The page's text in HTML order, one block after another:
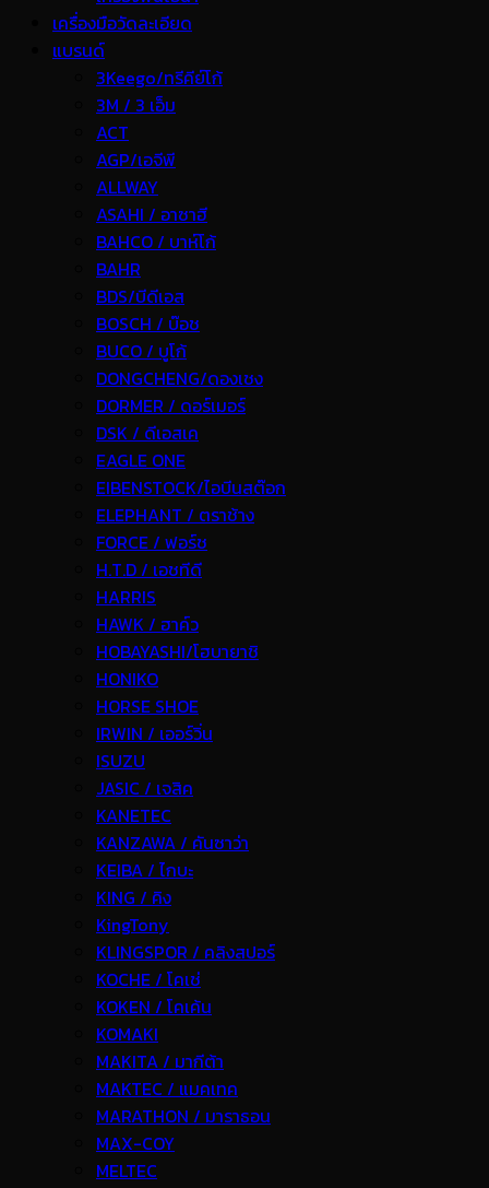
เครื่องมือวัดละเอียด
แบรนด์
3Keego/ทรีคีย์โก้
3M / 3 เอ็ม
ACT
AGP/เอจีพี
ALLWAY
ASAHI / อาซาฮี
BAHCO / บาห์โก้
BAHR
BDS/บีดีเอส
BOSCH / บ๊อช
BUCO / บูโก้
DONGCHENG/ดองเชง
DORMER / ดอร์เมอร์
DSK / ดีเอสเค
EAGLE ONE
EIBENSTOCK/ไอบีนสต๊อก
ELEPHANT / ตราช้าง
FORCE / ฟอร์ช
H.T.D / เอชทีดี
HARRIS
HAWK / ฮาค์ว
HOBAYASHI/โฮบายาชิ
HONIKO
HORSE SHOE
IRWIN / เออร์วิ่น
ISUZU
JASIC / เจสิค
KANETEC
KANZAWA / คันซาว่า
KEIBA / ไกบะ
KING / คิง
KingTony
KLINGSPOR / คลิงสปอร์
KOCHE / โคเช่
KOKEN / โคเค้น
KOMAKI
MAKITA / มากีต้า
MAKTEC / แมคเทค
MARATHON / มาราธอน
MAX-COY
MELTEC